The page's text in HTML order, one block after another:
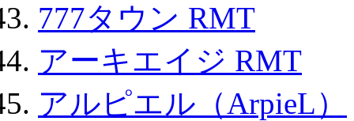
777タウン RMT
アーキエイジ RMT
アルピエル（ArpieL）